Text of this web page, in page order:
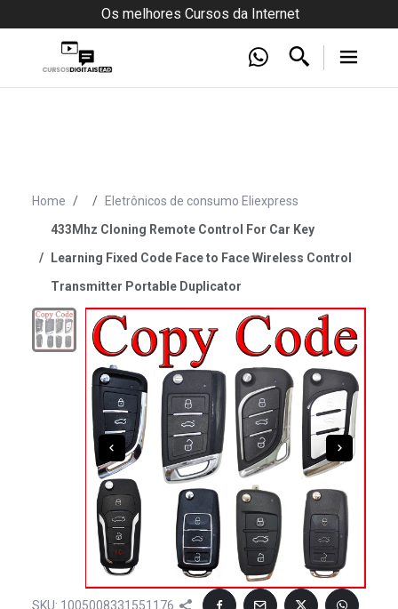
Os melhores Cursos da Internet
Home
Eletrônicos de consumo Eliexpress
433Mhz Cloning Remote Control For Car Key
Learning Fixed Code Face to Face Wireless Control
Transmitter Portable Duplicator
SKU: 1005008331551176